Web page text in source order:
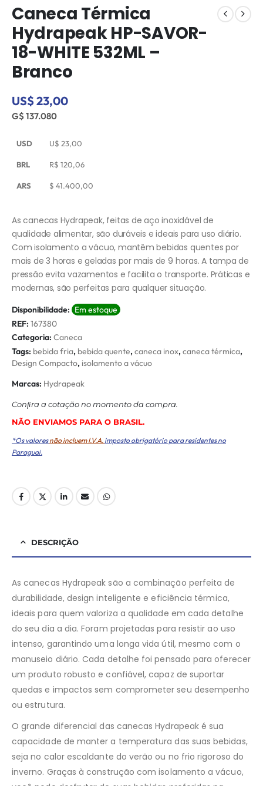
Caneca Térmica
Hydrapeak HP-SAVOR-
18-WHITE 532ML –
Branco
US$ 23,00
G$ 137.080
USD U$ 23,00
BRL R$ 120,06
ARS $ 41.400,00
As canecas Hydrapeak, feitas de aço inoxidável de
qualidade alimentar, são duráveis e ideais para uso diário.
Com isolamento a vácuo, mantêm bebidas quentes por
mais de 3 horas e geladas por mais de 9 horas. A tampa de
pressão evita vazamentos e facilita o transporte. Práticas e
modernas, são perfeitas para qualquer situação.
Disponibilidade: Em estoque
REF: 167380
Categoria: Caneca
Tags: bebida fria, bebida quente,caneca inox,caneca térmica,
Design Compacto, isolamento a vácuo
Marcas: Hydrapeak
Conﬁra a cotação no momento da compra.
NÃO ENVIAMOS PARA O BRASIL.
*Os valoresnão incluem I.V.A. imposto obrigatório para residentes no
Paraguai.
DESCRIÇÃO
As canecas Hydrapeak são a combinação perfeita de
durabilidade, design inteligente e eficiência térmica,
ideais para quem valoriza a qualidade em cada detalhe
do seu dia a dia. Foram projetadas para resistir ao uso
intenso, garantindo uma longa vida útil, mesmo com o
manuseio diário. Cada detalhe foi pensado para oferecer
um produto robusto e confiável, capaz de suportar
quedas e impactos sem comprometer seu desempenho
ou estrutura.
O grande diferencial das canecas Hydrapeak é sua
capacidade de manter a temperatura das suas bebidas,
seja no calor escaldante do verão ou no frio rigoroso do
inverno. Graças à construção com isolamento a vácuo,